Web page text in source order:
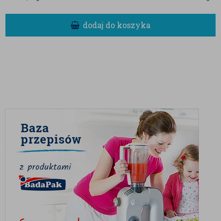
warzywnych.
✅Dania główne– świetne w połączeniu z
PRZECHOWYWANIE
Aby zachować świeżość i walory smakowe orzechów
macadamia, przechowuj je w szczelnym opakowaniu,
w chłodnym, suchym miejscu, z dala od
bezpośredniego światła słonecznego. Unikaj wilgoci i
wysokich temperatur.
dodaj do koszyka